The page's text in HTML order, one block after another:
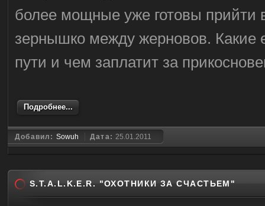
более мощные уже готовы прийти
зернышко между жерновов. Какие
пути и чем заплатит за
Подробнее...
Добавил: Sowuh Дата:25.01.2011
S.T.A.L.K.E.R. "ОХОТНИКИ ЗА СЧАСТЬЕМ"